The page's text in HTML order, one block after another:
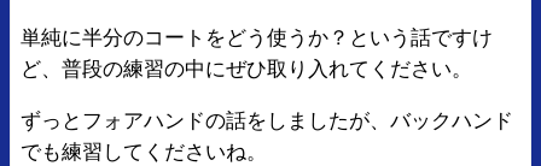
単純に半分のコートをどう使うか？という話ですけ
ど、普段の練習の中にぜひ取り入れてください。
ずっとフォアハンドの話をしましたが、バックハンド
でも練習してくださいね。